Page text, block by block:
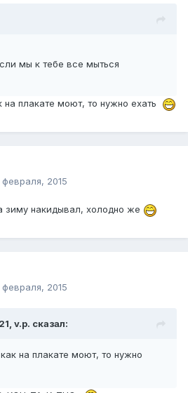
мы к тебе все мыться
на плакате моют, то нужно ехать
февраля, 2015
зиму накидывал, холодно же
февраля, 2015
v.p. сказал:
на плакате моют, то нужно